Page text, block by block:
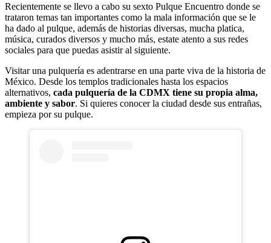
Recientemente se llevo a cabo su sexto Pulque Encuentro donde se
trataron temas tan importantes como la mala información que se le
ha dado al pulque, además de historias diversas, mucha platica,
música, curados diversos y mucho más, estate atento a sus redes
sociales para que puedas asistir al siguiente.
Visitar una pulquería es adentrarse en una parte viva de la historia de
México. Desde los templos tradicionales hasta los espacios
alternativos, cada pulquería de la CDMX tiene su propia alma,
ambiente y sabor. Si quieres conocer la ciudad desde sus entrañas,
empieza por su pulque.